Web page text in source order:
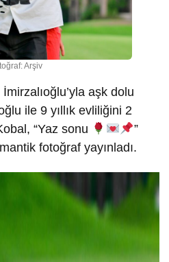
Arşiv
aşk dolu
ile 9 yıllık evliliğini 2
“Yaz sonu
”
fotoğraf yayınladı.